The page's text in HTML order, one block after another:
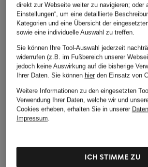
LOEWE
LOEWE
Schultertasche
direkt zur Webseite weiter zu navigieren; oder
Einstellungen“, um eine detaillierte
Kategorien und eine Übersicht der
sowie eine individuelle Auswahl zu treffen.
Sie können Ihre Tool-Auswahl jederzeit
widerrufen (z.B. im Fußbereich unserer
jedoch keine Auswirkung auf die bisherige
Ihrer Daten. Sie können hierden Einsatz von
Weitere Informationen zu den eingesetzten
Verwendung Ihrer Daten, welche wir und
Cookies erheben, erhalten Sie in unserer
Impressum.
ICH STIMME ZU